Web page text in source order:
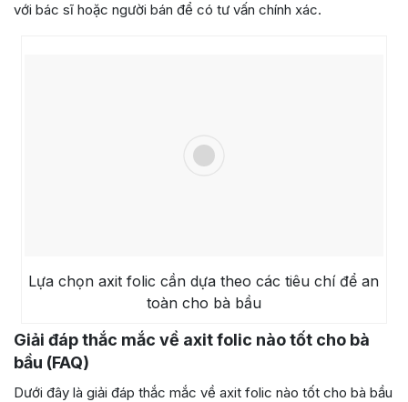
với bác sĩ hoặc người bán để có tư vấn chính xác.
Lựa chọn axit folic cần dựa theo các tiêu chí để an
toàn cho bà bầu
Giải đáp thắc mắc về axit folic nào tốt cho bà
bầu (FAQ)
Dưới đây là giải đáp thắc mắc về axit folic nào tốt cho bà bầu